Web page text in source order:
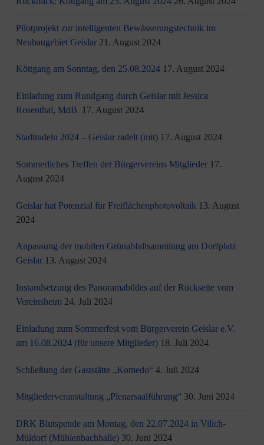
Pilotprojekt zur intelligenten Bewässerungstechnik im
Neubaugebiet Geislar 21. August 2024
Köttgang am Sonntag, den 25.08.2024 17. August 2024
Einladung zum Rundgang durch Geislar mit Jessica
Rosenthal, MdB. 17. August 2024
Stadtradeln 2024 – Geislar radelt (mit) 17. August 2024
Sommerliches Treffen der Bürgervereins Mitglieder 17.
August 2024
Geislar hat Potenzial für Freiflächenphotovoltaik 13. August
2024
Anpassung der mobilen Grünabfallsammlung am Dorfplatz
Geislar 13. August 2024
Instandsetzung des Panoramabildes auf der Rückseite vom
Vereinsheim 24. Juli 2024
Einladung zum Sommerfest vom Bürgerverein Geislar e.V.
am 16.08.2024 (für unsere Mitglieder) 18. Juli 2024
Schließung der Gaststätte „Komedo“ 4. Juli 2024
Mitgliederveranstaltung „Plenarsaalführung“ 30. Juni 2024
DRK Blutspende am Montag, den 22.07.2024 in Vilich-
Müldorf (Mühlenbachhalle) 30. Juni 2024